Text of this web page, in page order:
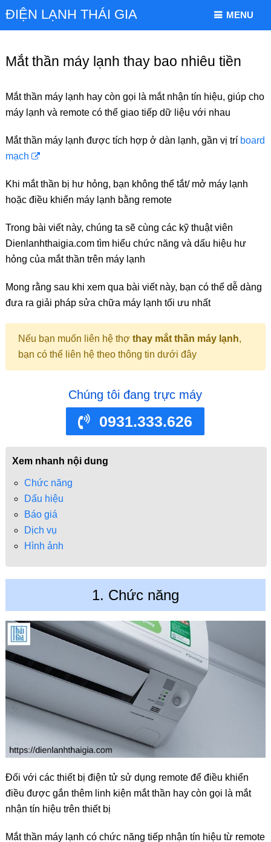
ĐIỆN LẠNH THÁI GIA MENU
Mắt thần máy lạnh thay bao nhiêu tiền
Mắt thần máy lạnh hay còn gọi là mắt nhận tín hiệu, giúp cho
máy lạnh và remote có thể giao tiếp dữ liệu với nhau
Mắt thần máy lạnh được tích hợp ở dàn lạnh, gần vị trí board
mạch
Khi mắt thần bị hư hỏng, bạn không thể tắt/ mở máy lạnh
hoặc điều khiển máy lạnh bằng remote
Trong bài viết này, chúng ta sẽ cùng các kỹ thuật viên
Dienlanhthaigia.com tìm hiểu chức năng và dấu hiệu hư
hỏng của mắt thần trên máy lạnh
Mong rằng sau khi xem qua bài viết này, bạn có thể dễ dàng
đưa ra giải pháp sửa chữa máy lạnh tối ưu nhất
Nếu bạn muốn liên hệ thợ thay mắt thần máy lạnh,
bạn có thể liên hệ theo thông tin dưới đây
Chúng tôi đang trực máy
0931.333.626
Xem nhanh nội dung
Chức năng
Dấu hiệu
Báo giá
Dịch vụ
Hình ảnh
1. Chức năng
Đối với các thiết bị điện tử sử dụng remote để điều khiển
điều được gắn thêm linh kiện mắt thần hay còn gọi là mắt
nhận tín hiệu trên thiết bị
Mắt thần máy lạnh có chức năng tiếp nhận tín hiệu từ remote